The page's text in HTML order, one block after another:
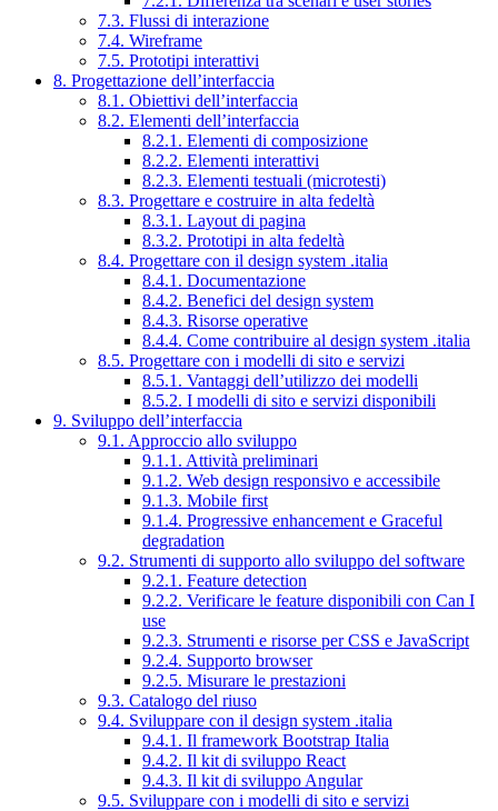
7.3. Flussi di interazione
7.4. Wireframe
7.5. Prototipi interattivi
8. Progettazione dell’interfaccia
8.1. Obiettivi dell’interfaccia
8.2. Elementi dell’interfaccia
8.2.1. Elementi di composizione
8.2.2. Elementi interattivi
8.2.3. Elementi testuali (microtesti)
8.3. Progettare e costruire in alta fedeltà
8.3.1. Layout di pagina
8.3.2. Prototipi in alta fedeltà
8.4. Progettare con il design system .italia
8.4.1. Documentazione
8.4.2. Benefici del design system
8.4.3. Risorse operative
8.4.4. Come contribuire al design system .italia
8.5. Progettare con i modelli di sito e servizi
8.5.1. Vantaggi dell’utilizzo dei modelli
8.5.2. I modelli di sito e servizi disponibili
9. Sviluppo dell’interfaccia
9.1. Approccio allo sviluppo
9.1.1. Attività preliminari
9.1.2. Web design responsivo e accessibile
9.1.3. Mobile first
9.1.4. Progressive enhancement e Graceful
degradation
9.2. Strumenti di supporto allo sviluppo del software
9.2.1. Feature detection
9.2.2. Verificare le feature disponibili con Can I
use
9.2.3. Strumenti e risorse per CSS e JavaScript
9.2.4. Supporto browser
9.2.5. Misurare le prestazioni
9.3. Catalogo del riuso
9.4. Sviluppare con il design system .italia
9.4.1. Il framework Bootstrap Italia
9.4.2. Il kit di sviluppo React
9.4.3. Il kit di sviluppo Angular
9.5. Sviluppare con i modelli di sito e servizi